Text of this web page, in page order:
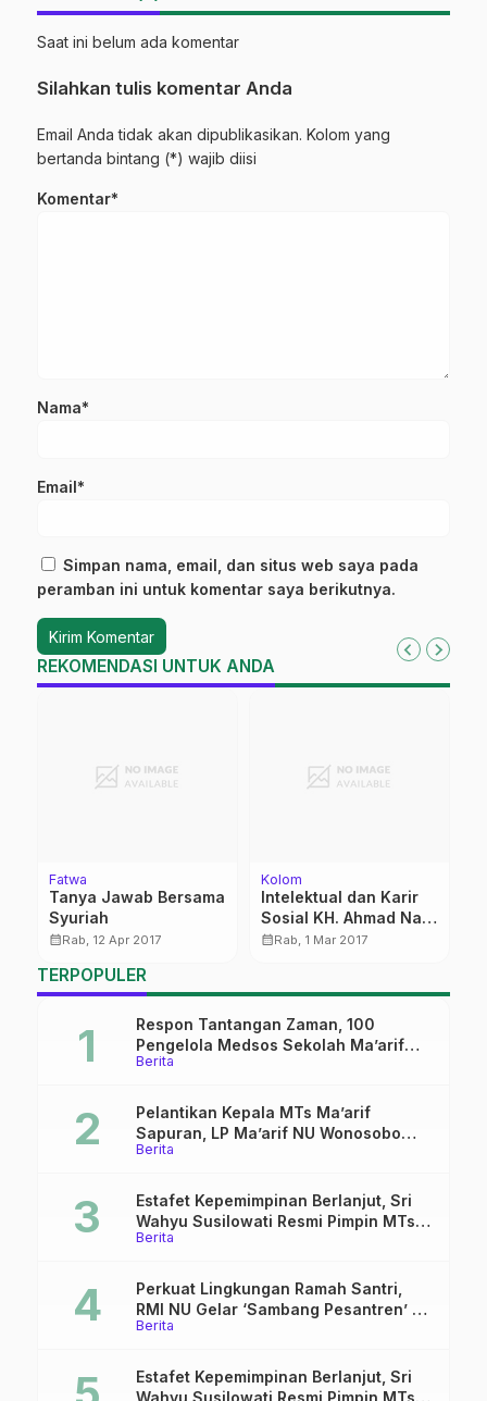
Saat ini belum ada komentar
Silahkan tulis komentar Anda
Email Anda tidak akan dipublikasikan. Kolom yang
bertanda bintang (*) wajib diisi
Komentar*
Nama*
Email*
Simpan nama, email, dan situs web saya pada
peramban ini untuk komentar saya berikutnya.
REKOMENDASI UNTUK ANDA
Fatwa
Tanya Jawab Bersama
Syuriah
calendar_monthRab, 12 Apr 2017
Kolom
Intelektual dan Karir
Sosial KH. Ahmad Nafi’
Abdillah
calendar_monthRab, 1 Mar 2017
TERPOPULER
Berita
Respon Tantangan Zaman, 100
Pengelola Medsos Sekolah Ma’arif
Pekalongan Ikuti Pelatihan Literasi
Berita
Pelantikan Kepala MTs Ma’arif
Sapuran, LP Ma’arif NU Wonosobo
Tekankan Lima Amanah
Berita
Estafet Kepemimpinan Berlanjut, Sri
Wahyu Susilowati Resmi Pimpin MTs
Ma’arif Sapuran
Berita
Perkuat Lingkungan Ramah Santri,
RMI NU Gelar ‘Sambang Pesantren’ di
Pati
Estafet Kepemimpinan Berlanjut, Sri